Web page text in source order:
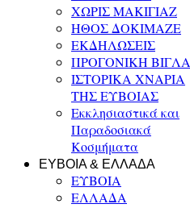
ΧΩΡΙΣ ΜΑΚΙΓΙΑΖ
ΗΘΟΣ ΔΟΚΙΜΑΖΕ
ΕΚΔΗΛΩΣΕΙΣ
ΠΡΟΓΟΝΙΚΗ ΒΙΓΛΑ
ΙΣΤΟΡΙΚΑ ΧΝΑΡΙΑ
ΤΗΣ ΕΥΒΟΙΑΣ
Εκκλησιαστικά και
Παραδοσιακά
Κοσμήματα
ΕΥΒΟΙΑ & ΕΛΛΑΔΑ
ΕΥΒΟΙΑ
ΕΛΛΑΔΑ